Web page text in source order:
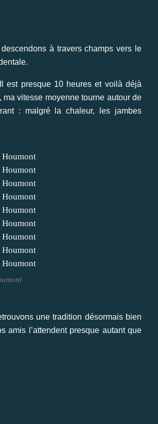
à travers champs vers le
est presque 10 heures et voilà déjà
vitesse moyenne tourne autour de
: malgré la chaleur, les jambes
une tradition désormais bien
l’attendent presque autant que